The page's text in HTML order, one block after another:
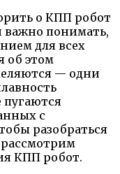
о КПП робот
важно понимать,
для всех
об этом
— одни
пугаются
с
разобраться
рассмотрим
КПП робот.